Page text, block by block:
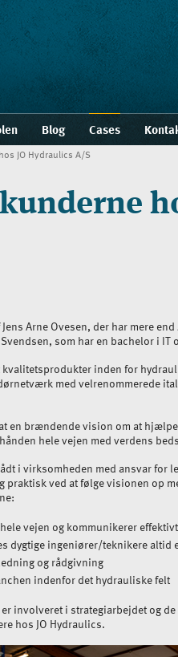
Blog Cases
JO Hydraulics A/S
Arne Ovesen, der har mere end
som har en bachelor i IT
kvalitetsprodukter inden for
med velrenommerede
en brændende vision om at
hele vejen med verdens
i virksomheden med ansvar for
praktisk ved at følge visionen op
vejen og kommunikerer effektivt
dygtige ingeniører/teknikere altid
og rådgivning
indenfor det hydrauliske felt
involveret i strategiarbejdet og
hos JO Hydraulics.